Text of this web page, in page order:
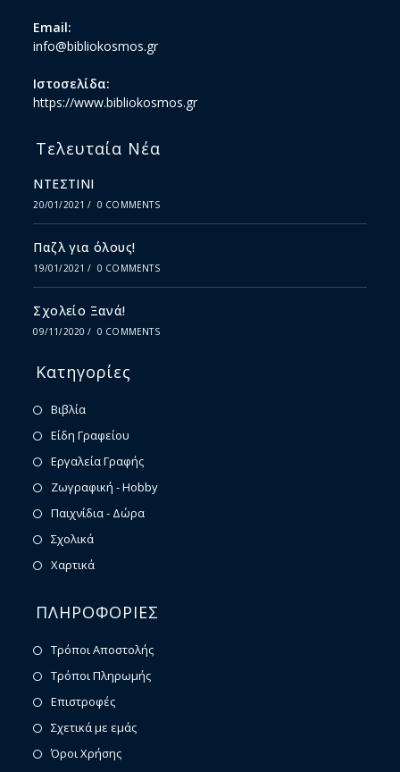
Email:
info@bibliokosmos.gr
Ιστοσελίδα:
https://www.bibliokosmos.gr
Τελευταία Νέα
ΝΤΕΣΤΙΝΙ
20/01/2021 / 0 COMMENTS
Παζλ για όλους!
19/01/2021 / 0 COMMENTS
Σχολείο Ξανά!
09/11/2020 / 0 COMMENTS
Κατηγορίες
Βιβλία
Είδη Γραφείου
Εργαλεία Γραφής
Ζωγραφική - Hobby
Παιχνίδια - Δώρα
Σχολικά
Χαρτικά
ΠΛΗΡΟΦΟΡΙΕΣ
Τρόποι Αποστολής
Τρόποι Πληρωμής
Επιστροφές
Σχετικά με εμάς
Όροι Χρήσης